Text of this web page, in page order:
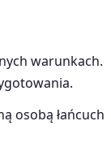
warunkach.
osobą łańcuch